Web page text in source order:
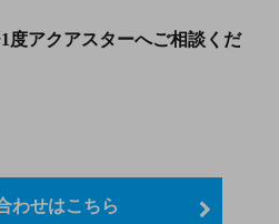
度アクアスターへご相談くだ
わせはこちら